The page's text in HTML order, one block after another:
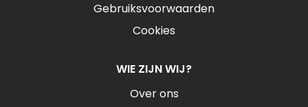
Gebruiksvoorwaarden
Cookies
WIE ZIJN WIJ?
Over ons